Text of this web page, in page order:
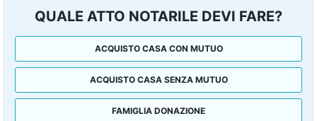
QUALE ATTO NOTARILE DEVI FARE?
ACQUISTO CASA CON MUTUO
ACQUISTO CASA SENZA MUTUO
FAMIGLIA DONAZIONE